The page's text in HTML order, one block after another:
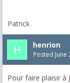
Patrick
henrion
Posted June
Pour faire plaisir à